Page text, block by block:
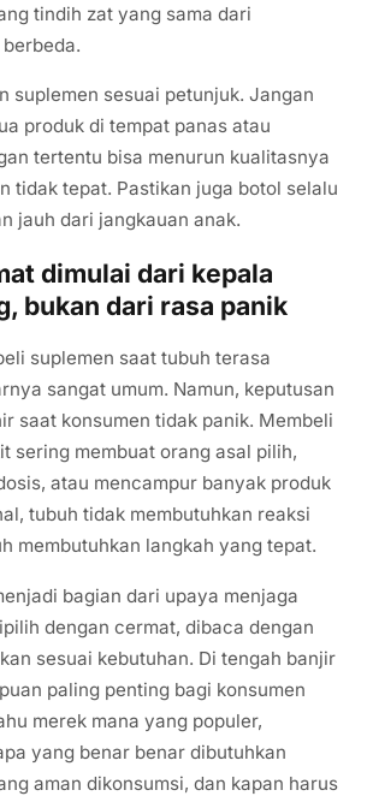
tindih zat yang sama dari
suplemen sesuai petunjuk. Jangan
produk di tempat panas atau
tertentu bisa menurun kualitasnya
tidak tepat. Pastikan juga botol selalu
jauh dari jangkauan anak.
dimulai dari kepala
bukan dari rasa panik
suplemen saat tubuh terasa
sangat umum. Namun, keputusan
saat konsumen tidak panik. Membeli
sering membuat orang asal pilih,
atau mencampur banyak produk
tubuh tidak membutuhkan reaksi
membutuhkan langkah yang tepat.
bagian dari upaya menjaga
dengan cermat, dibaca dengan
sesuai kebutuhan. Di tengah banjir
paling penting bagi konsumen
merek mana yang populer,
yang benar benar dibutuhkan
aman dikonsumsi, dan kapan harus